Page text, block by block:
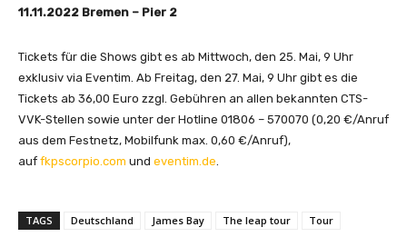
11.11.2022 Bremen – Pier 2
Tickets für die Shows gibt es ab Mittwoch, den 25. Mai, 9 Uhr
exklusiv via Eventim. Ab Freitag, den 27. Mai, 9 Uhr gibt es die
Tickets ab 36,00 Euro zzgl. Gebühren an allen bekannten CTS-
VVK-Stellen sowie unter der Hotline 01806 – 570070 (0,20 €/Anruf
aus dem Festnetz, Mobilfunk max. 0,60 €/Anruf),
auf fkpscorpio.com und eventim.de
TAGS Deutschland James Bay The leap tour Tour